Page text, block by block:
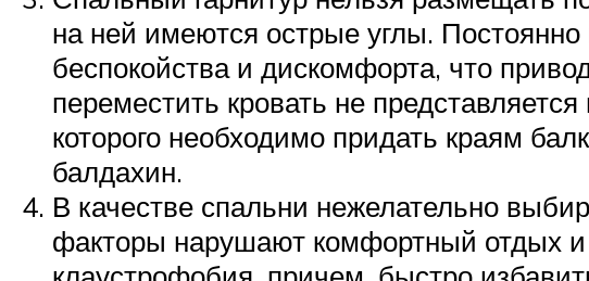
на ней имеются острые углы.
беспокойства и дискомфорта, что
переместить кровать не
которого необходимо придать краям
балдахин.
В качестве спальни нежелательно
факторы нарушают комфортный отдых и